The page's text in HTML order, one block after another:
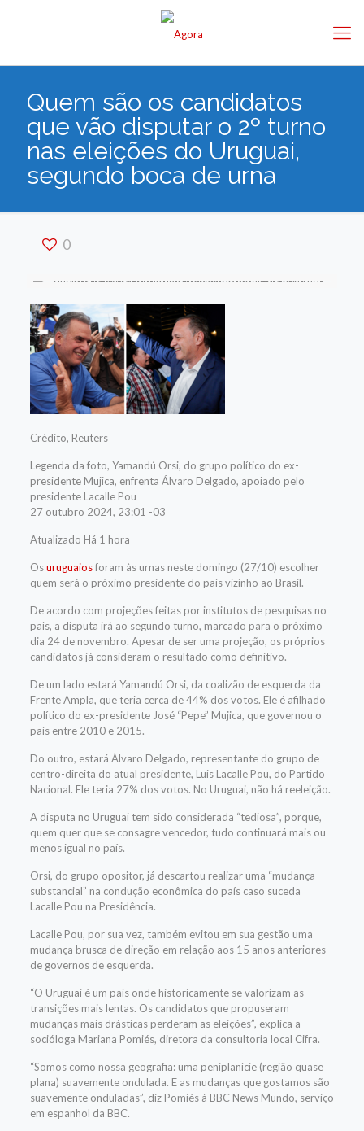
Quem são os candidatos
que vão disputar o 2º turno
nas eleições do Uruguai,
segundo boca de urna
0
Crédito, Reuters
Legenda da foto, Yamandú Orsi, do grupo político do ex-
presidente Mujica, enfrenta Álvaro Delgado, apoiado pelo
presidente Lacalle Pou
27 outubro 2024, 23:01 -03
Atualizado Há 1 hora
Osuruguaiosforam às urnas neste domingo (27/10) escolher
quem será o próximo presidente do país vizinho ao Brasil.
De acordo com projeções feitas por institutos de pesquisas no
país, a disputa irá ao segundo turno, marcado para o próximo
dia 24 de novembro. Apesar de ser uma projeção, os próprios
candidatos já consideram o resultado como definitivo.
De um lado estará Yamandú Orsi, da coalizão de esquerda da
Frente Ampla, que teria cerca de 44% dos votos. Ele é afilhado
político do ex-presidente José “Pepe” Mujica, que governou o
país entre 2010 e 2015.
Do outro, estará Álvaro Delgado, representante do grupo de
centro-direita do atual presidente, Luis Lacalle Pou, do Partido
Nacional. Ele teria 27% dos votos. No Uruguai, não há reeleição.
A disputa no Uruguai tem sido considerada “tediosa”, porque,
quem quer que se consagre vencedor, tudo continuará mais ou
menos igual no país.
Orsi, do grupo opositor, já descartou realizar uma “mudança
substancial” na condução econômica do país caso suceda
Lacalle Pou na Presidência.
Lacalle Pou, por sua vez, também evitou em sua gestão uma
mudança brusca de direção em relação aos 15 anos anteriores
de governos de esquerda.
“O Uruguai é um país onde historicamente se valorizam as
transições mais lentas. Os candidatos que propuseram
mudanças mais drásticas perderam as eleições”, explica a
socióloga Mariana Pomiés, diretora da consultoria local Cifra.
“Somos como nossa geografia: uma peniplanície (região quase
plana) suavemente ondulada. E as mudanças que gostamos são
suavemente onduladas”, diz Pomiés à BBC News Mundo, serviço
em espanhol da BBC.